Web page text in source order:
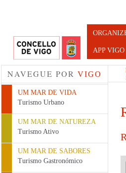
APP VIGO
NAVEGUE POR VIGO
UM MAR DE VIDA
Turismo Urbano
UM MAR DE NATUREZA
Turismo Ativo
UM MAR DE SABORES
Turismo Gastronómico